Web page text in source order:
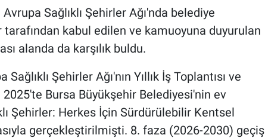
Sağlıklı Şehirler Ağı'nda belediye
kabul edilen ve kamuoyuna duyurulan
alanda da karşılık buldu.
Sağlıklı Şehirler Ağı'nın Yıllık İş Toplantısı ve
Bursa Büyükşehir Belediyesi'nin ev
Şehirler: Herkes İçin Sürdürülebilir Kentsel
gerçekleştirilmişti. 8. faza (2026-2030) geçiş